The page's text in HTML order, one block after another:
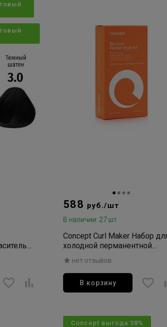
шатен
588 руб./шт
В наличии: 27 шт
Concept Curl Maker Набор
холодной перманентной
завивки для
труднозавиваемых волос
Живой локон Bio Curl Former
Style Kit 100мл+100мл
нет отзывов
В корзину
Concept выгода 38%